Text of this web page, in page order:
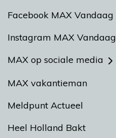
Facebook MAX Vandaag
Instagram MAX Vandaag
MAX op sociale media
MAX vakantieman
Meldpunt Actueel
Heel Holland Bakt